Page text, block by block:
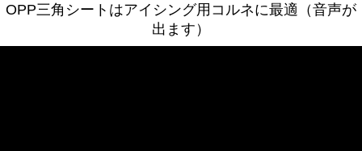
OPP三角シートはアイシング用コルネに最適（音声が
出ます）